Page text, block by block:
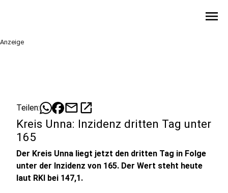
menu
Anzeige
Teilen: mailopen_in_new
Kreis Unna: Inzidenz dritten Tag unter
165
Der Kreis Unna liegt jetzt den dritten Tag in Folge
unter der Inzidenz von 165. Der Wert steht heute
laut RKI bei 147,1.